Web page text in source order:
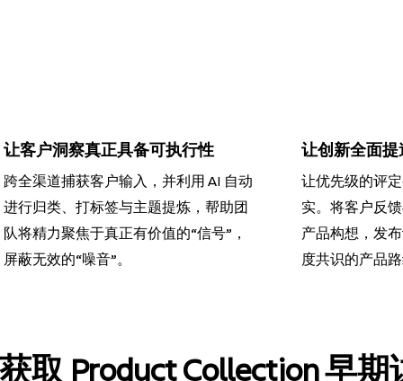
让客户洞察真正具备可执行性
跨全渠道捕获客户输入，并利用 AI 自动
进行归类、打标签与主题提炼，帮助团
队将精力聚焦于真正有价值的“信号”，
屏蔽无效的“噪音”。
让创新全面提
让优先级的评
实。将客户反
产品构想，发
度共识的产品
获取 Product Collection 早